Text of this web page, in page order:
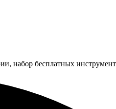
набор бесплатных